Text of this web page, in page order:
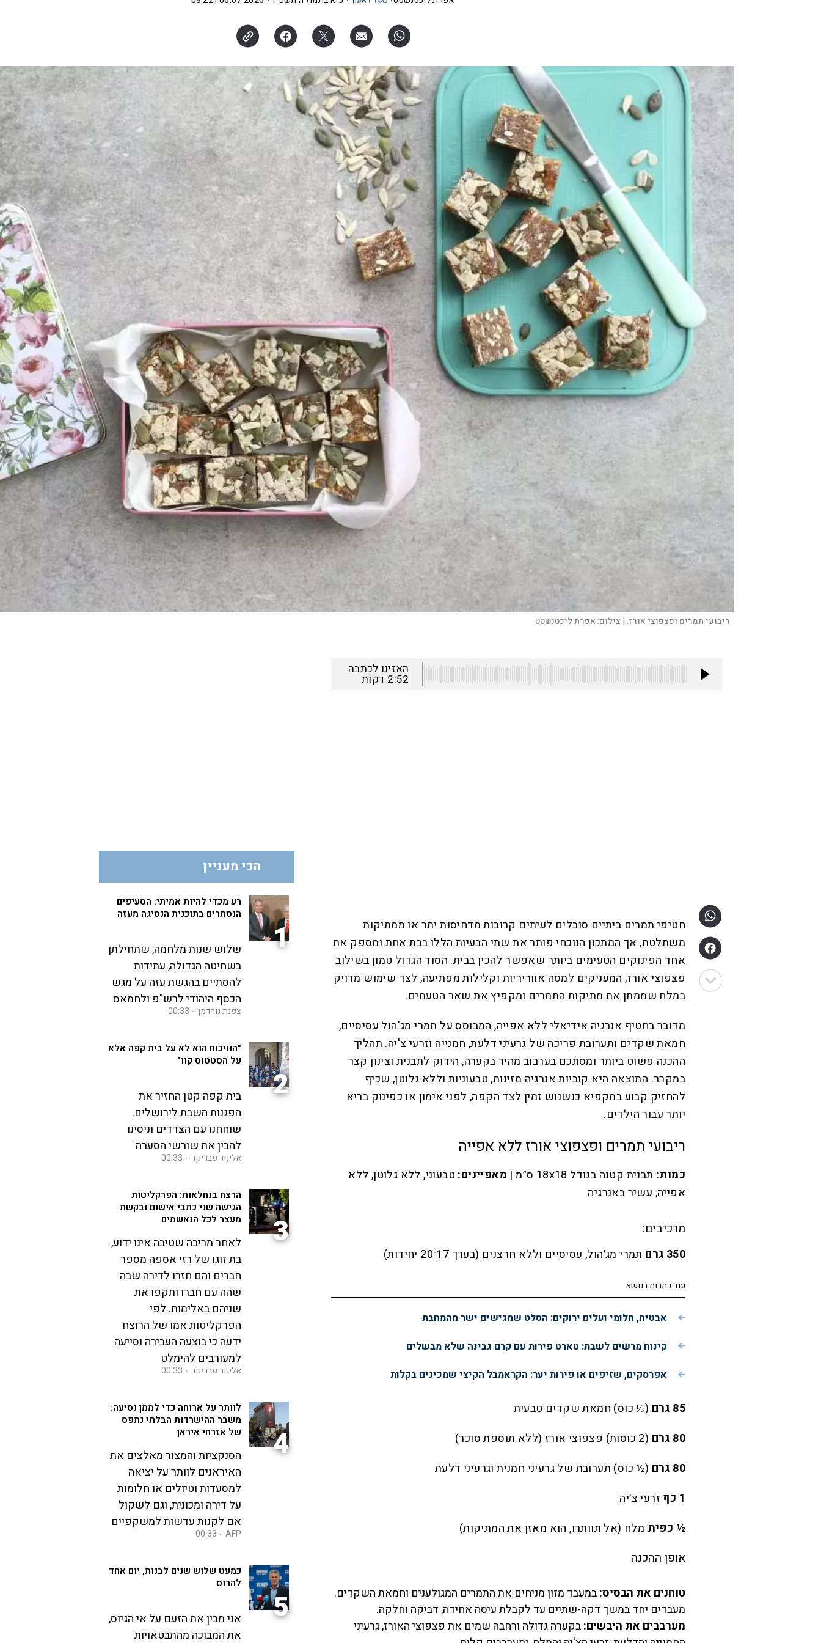
ריבועי תמרים ופצפוצי אורז. | צילום:אפרת ליכטנשטט
האזינו לכתבה
2:52 דקות
חטיפי תמרים ביתיים סובלים לעיתים קרובות מדחיסות יתר או ממתיקות
משתלטת, אך המתכון הנוכחי פותר את שתי הבעיות הללו בבת אחת ומספק את
אחד הפינוקים הטעימים ביותר שאפשר להכין בבית. הסוד הגדול טמון בשילוב
פצפוצי אורז, המעניקים למסה אווריריות וקלילות מפתיעה, לצד שימוש מדויק
במלח שממתן את מתיקות התמרים ומקפיץ את שאר הטעמים.
מדובר בחטיף אנרגיה אידיאלי ללא אפייה, המבוסס על תמרי מג'הול עסיסיים,
חמאת שקדים ותערובת פריכה של גרעיני דלעת, חמנייה וזרעי צ'יה. תהליך
ההכנה פשוט ביותר ומסתכם בערבוב מהיר בקערה, הידוק לתבנית וצינון קצר
במקרר. התוצאה היא קוביות אנרגיה מזינות, טבעוניות וללא גלוטן, שכיף
להחזיק קבוע במקפיא כנשנוש זמין לצד הקפה, לפני אימון או כפינוק בריא
יותר עבור הילדים.
ריבועי תמרים ופצפוצי אורז ללא אפייה
כמות: תבנית קטנה בגודל 18x18 ס״מ | מאפיינים: טבעוני, ללא גלוטן, ללא
אפייה, עשיר באנרגיה
מרכיבים:
350 גרם תמרי מג׳הול, עסיסיים וללא חרצנים (בערך 17־20 יחידות)
עוד כתבות בנושא
אבטיח, חלומי ועלים ירוקים: הסלט שמגישים ישר מהמחבת
קינוח מרשים לשבת: טארט פירות עם קרם גבינה שלא מבשלים
אפרסקים, שזיפים או פירות יער: הקראמבל הקיצי שמכינים בקלות
85 גרם
(⅓ כוס) חמאת שקדים טבעית
80 גרם
(2 כוסות) פצפוצי אורז (ללא תוספת סוכר)
80 גרם
(½ כוס) תערובת של גרעיני חמנית וגרעיני דלעת
1 כף
זרעי צ׳יה
½ כפית מלח (אל תוותרו, הוא מאזן את המתיקות)
אופן ההכנה
טוחנים את הבסיס:במעבד מזון מניחים את התמרים המגולענים וחמאת השקדים.
מעבדים יחד במשך דקה-שתיים עד לקבלת עיסה אחידה, דביקה וחלקה.
מערבבים את היבשים:בקערה גדולה ורחבה שמים את פצפוצי האורז, גרעיני
הכי מעניין
1
רע מכדי להיות אמיתי: הסעיפים
הנסתרים בתוכנית הנסיגה מעזה
שלוש שנות מלחמה, שתחילתן
בשחיטה הגדולה, עתידות
להסתיים בהגשת עזה על מגש
הכסף היהודי לרש"פ ולחמאס
צפנת נורדמן 00:33
2
"הוויכוח הוא לא על בית קפה אלא
על הסטטוס קוו"
בית קפה קטן החזיר את
הפגנות השבת לירושלים.
שוחחנו עם הצדדים וניסינו
להבין את שורשי הסערה
אלינור פבריקר 00:33
3
הרצח בנחלאות: הפרקליטות
הגישה שני כתבי אישום ובקשת
מעצר לכל הנאשמים
לאחר מריבה שטיבה אינו ידוע,
בת זוגו של רזי אספה מספר
חברים והם חזרו לדירה שבה
שהה עם חברו ותקפו את
שניהם באלימות. לפי
הפרקליטות אמו של הרוצח
ידעה כי בוצעה העבירה וסייעה
למעורבים להימלט
אלינור פבריקר 00:33
4
לוותר על ארוחה כדי לממן נסיעה:
משבר ההישרדות הבלתי נתפס
של אזרחי איראן
הסנקציות והמצור מאלצים את
האיראנים לוותר על יציאה
למסעדות וטיולים או חלומות
על דירה ומכונית, וגם לשקול
אם לקנות עדשות למשקפיים
AFP
00:33
5
כמעט שלוש שנים לבנות, יום אחד
להרוס
אני מבין את הזעם על אי הגיוס,
את המבוכה מהתבטאויות